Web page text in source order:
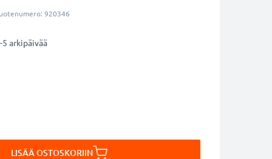
920346
arkipäivää
LISÄÄ OSTOSKORIIN